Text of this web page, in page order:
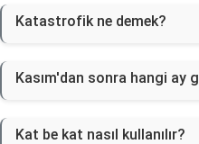
Katastrofik ne demek?
Kasım'dan sonra hangi ay
Kat be kat nasıl kullanılır?